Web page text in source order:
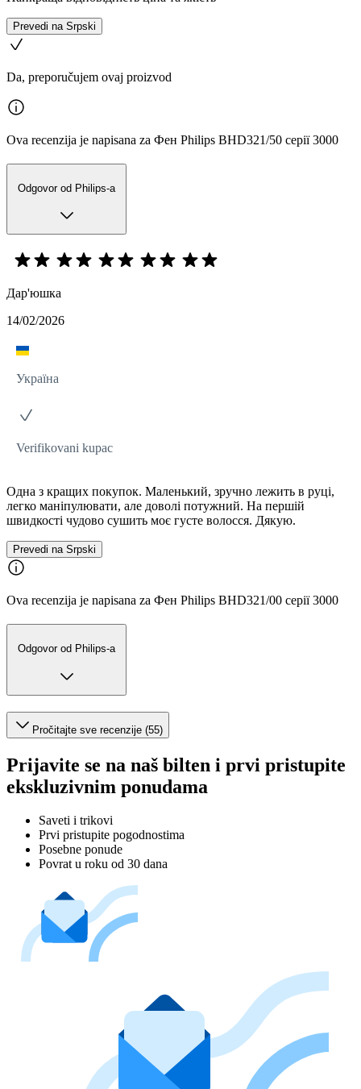
Prevedi na Srpski
Da, preporučujem ovaj proizvod
Ova recenzija je napisana za Фен Philips BHD321/50 серії 3000
Odgovor od Philips-a
Дар'юшка
14/02/2026
Україна
Verifikovani kupac
Одна з кращих покупок. Маленький, зручно лежить в руці,
легко маніпулювати, але доволі потужний. На першій
швидкості чудово сушить моє густе волосся. Дякую.
Prevedi na Srpski
Ova recenzija je napisana za Фен Philips BHD321/00 серії 3000
Odgovor od Philips-a
Pročitajte sve recenzije (55)
Prijavite se na naš bilten i prvi pristupite
ekskluzivnim ponudama
Saveti i trikovi
Prvi pristupite pogodnostima
Posebne ponude
Povrat u roku od 30 dana